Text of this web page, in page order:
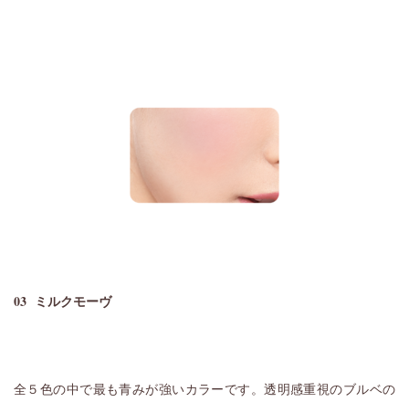
03 ミルクモーヴ
全５色の中で最も青みが強いカラーです。透明感重視のブルベの